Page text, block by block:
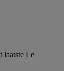
laatste Le